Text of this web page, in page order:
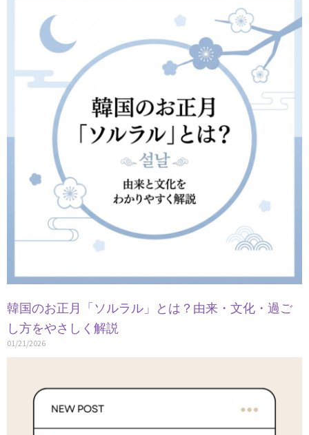
韓国のお正月「ソルラル」とは？由来・文化・過ご
し方をやさしく解説
01/21/2026